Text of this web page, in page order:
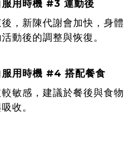
服用時機 #3 運動後
，新陳代謝會加快，身
動後的調整與恢復。
服用時機 #4 搭配餐食
敏感，建議於餐後與食
收。